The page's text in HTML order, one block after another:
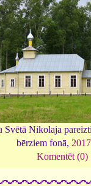
Svētā Nikolaja
bērziem fonā, 2017
Komentēt (0)